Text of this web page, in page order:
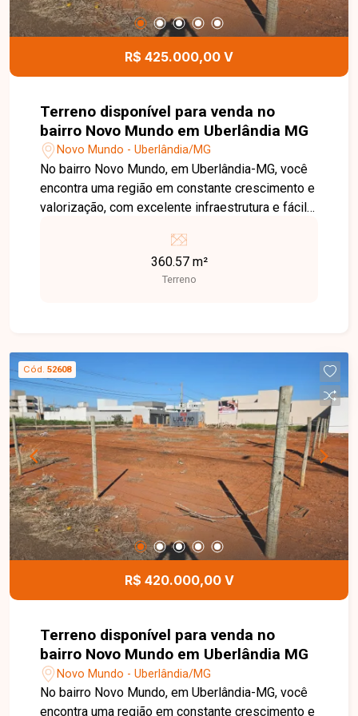
R$ 425.000,00 V
Terreno disponível para venda no
bairro Novo Mundo em Uberlândia MG
Novo Mundo - Uberlândia/MG
No bairro Novo Mundo, em Uberlândia-MG, você
encontra uma região em constante crescimento e
valorização, com excelente infraestrutura e fácil
em avenida de grande movimento, o imóvel
oferece alta visibilidade e grande potencial para
empreendimentos comerciais ou residenciais.
construção de lojas, salas comerciais, galpões ou
até mesmo um empreendimento residencial. A
excelente frente para a avenida amplia as
possibilidades de aproveitamento e valorização
do imóvel. Uma excelente oportunidade para
quem busca investir em uma região promissora e
com grande potencial de crescimento. Entre em
contato e agende uma visita para conhecer de
perto este terreno e todas as possibilidades que
ele oferece.
360.57 m²
Terreno
Cód. 52608
R$ 420.000,00 V
Terreno disponível para venda no
bairro Novo Mundo em Uberlândia MG
Novo Mundo - Uberlândia/MG
No bairro Novo Mundo, em Uberlândia-MG, você
encontra uma região em constante crescimento e